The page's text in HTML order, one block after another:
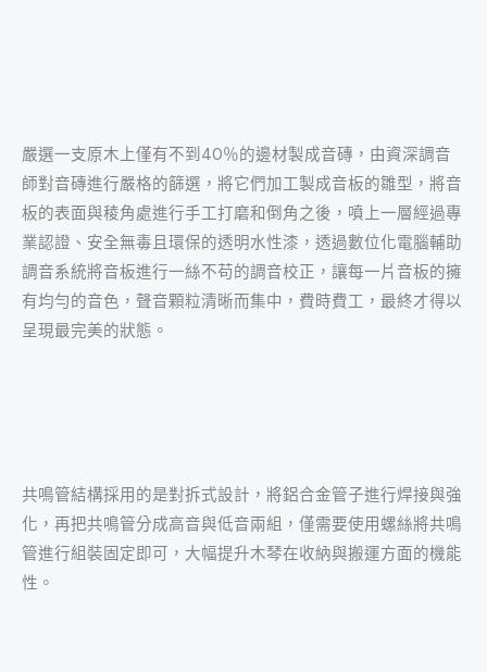
嚴選一支原木上僅有不到40％的邊材製成音磚，由資深調音
師對音磚進行嚴格的篩選，將它們加工製成音板的雛型，將音
板的表面與稜角處進行手工打磨和倒角之後，噴上一層經過專
業認證、安全無毒且環保的透明水性漆，透過數位化電腦輔助
調音系統將音板進行一絲不苟的調音校正，讓每一片音板的擁
有均勻的音色，聲音顆粒清晰而集中，費時費工，最終才得以
呈現最完美的狀態。
共鳴管結構採用的是對拆式設計，將鋁合金管子進行焊接與強
化，再把共鳴管分成高音與低音兩組，僅需要使用螺絲將共鳴
管進行組裝固定即可，大幅提升木琴在收納與搬運方面的機能
性。